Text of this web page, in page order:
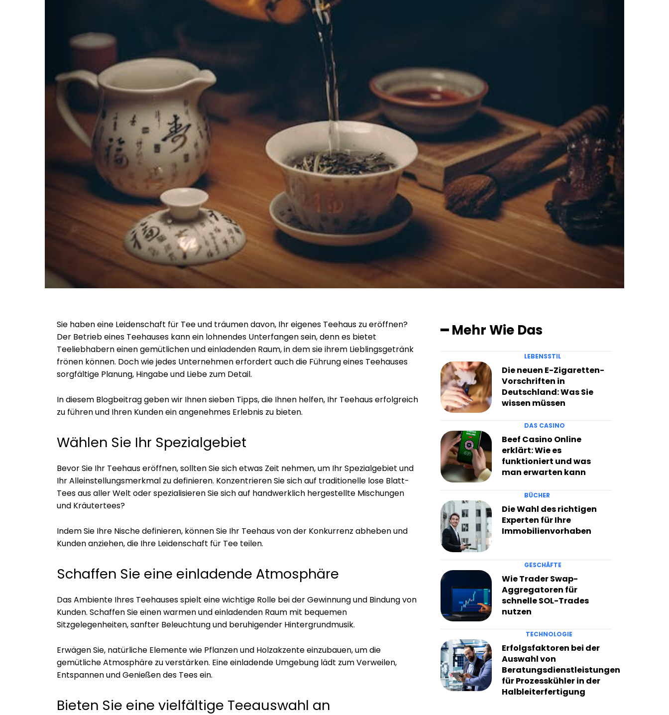
Sie haben eine Leidenschaft für Tee und träumen davon, Ihr eigenes Teehaus zu eröffnen?
Der Betrieb eines Teehauses kann ein lohnendes Unterfangen sein, denn es bietet
Teeliebhabern einen gemütlichen und einladenden Raum, in dem sie ihrem Lieblingsgetränk
frönen können. Doch wie jedes Unternehmen erfordert auch die Führung eines Teehauses
sorgfältige Planung, Hingabe und Liebe zum Detail.
In diesem Blogbeitrag geben wir Ihnen sieben Tipps, die Ihnen helfen, Ihr Teehaus erfolgreich
zu führen und Ihren Kunden ein angenehmes Erlebnis zu bieten.
Wählen Sie Ihr Spezialgebiet
Bevor Sie Ihr Teehaus eröffnen, sollten Sie sich etwas Zeit nehmen, um Ihr Spezialgebiet und
Ihr Alleinstellungsmerkmal zu definieren. Konzentrieren Sie sich auf traditionelle lose Blatt-
Tees aus aller Welt oder spezialisieren Sie sich auf handwerklich hergestellte Mischungen
und Kräutertees?
Indem Sie Ihre Nische definieren, können Sie Ihr Teehaus von der Konkurrenz abheben und
Kunden anziehen, die Ihre Leidenschaft für Tee teilen.
Schaffen Sie eine einladende Atmosphäre
Das Ambiente Ihres Teehauses spielt eine wichtige Rolle bei der Gewinnung und Bindung von
Kunden. Schaffen Sie einen warmen und einladenden Raum mit bequemen
Sitzgelegenheiten, sanfter Beleuchtung und beruhigender Hintergrundmusik.
Erwägen Sie, natürliche Elemente wie Pflanzen und Holzakzente einzubauen, um die
gemütliche Atmosphäre zu verstärken. Eine einladende Umgebung lädt zum Verweilen,
Entspannen und Genießen des Tees ein.
Bieten Sie eine vielfältige Teeauswahl an
━ Mehr Wie Das
LEBENSSTIL
Die neuen E-Zigaretten-
Vorschriften in
Deutschland: Was Sie
wissen müssen
DAS CASINO
Beef Casino Online
erklärt: Wie es
funktioniert und was
man erwarten kann
BÜCHER
Die Wahl des richtigen
Experten für Ihre
Immobilienvorhaben
GESCHÄFTE
Wie Trader Swap-
Aggregatoren für
schnelle SOL-Trades
nutzen
TECHNOLOGIE
Erfolgsfaktoren bei der
Auswahl von
Beratungsdienstleistungen
für Prozesskühler in der
Halbleiterfertigung